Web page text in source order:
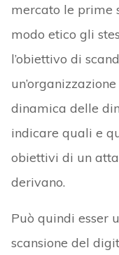
mercato le prime
modo etico gli
l’obiettivo di
dinamica delle
indicare quali e
obiettivi di un
derivano.
Può quindi esser
scansione del